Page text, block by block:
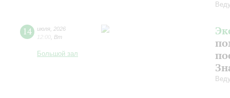
14 июля 2026
12:00 Вт
Большой зал